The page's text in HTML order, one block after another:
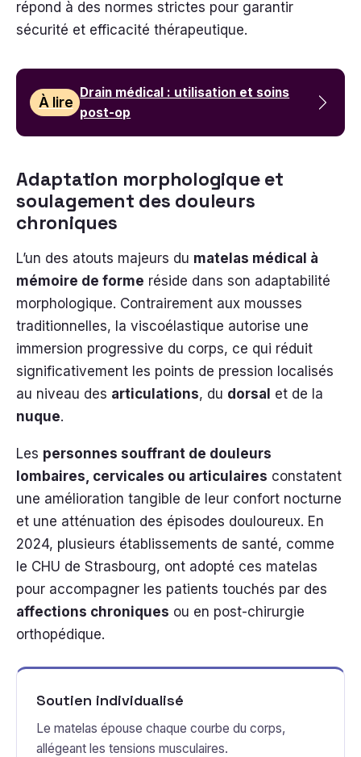
répond à des normes strictes pour garantir
sécurité et efficacité thérapeutique.
À lire
Drain médical : utilisation et soins
post-op
Adaptation morphologique et
soulagement des douleurs
chroniques
L’un des atouts majeurs du matelas médical à
mémoire de forme réside dans son adaptabilité
morphologique. Contrairement aux mousses
traditionnelles, la viscoélastique autorise une
immersion progressive du corps, ce qui réduit
significativement les points de pression localisés
au niveau des articulations, du dorsal et de la
nuque.
Les personnes souffrant de douleurs
lombaires, cervicales ou articulaires constatent
une amélioration tangible de leur confort nocturne
et une atténuation des épisodes douloureux. En
2024, plusieurs établissements de santé, comme
le CHU de Strasbourg, ont adopté ces matelas
pour accompagner les patients touchés par des
affections chroniques ou en post-chirurgie
orthopédique.
Soutien individualisé
Le matelas épouse chaque courbe du corps,
allégeant les tensions musculaires.